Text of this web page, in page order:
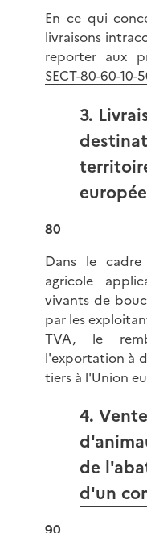
En ce qui
livraisons
reporter aux
SECT-80-60-10-
3.
80
Dans le
agricole
vivants de
par les
TVA, le
l'exportation à
tiers à l'Union
4.
de
d'un